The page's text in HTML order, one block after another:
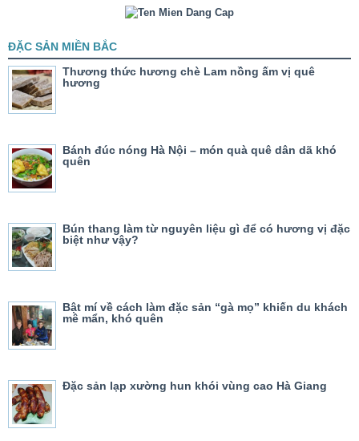
ĐẶC SẢN MIỀN BẮC
Thương thức hương chè Lam nồng ấm vị quê
hương
Bánh đúc nóng Hà Nội – món quà quê dân dã khó
quên
Bún thang làm từ nguyên liệu gì để có hương vị đặc
biệt như vậy?
Bật mí về cách làm đặc sản “gà mọ” khiến du khách
mê mẩn, khó quên
Đặc sản lạp xường hun khói vùng cao Hà Giang